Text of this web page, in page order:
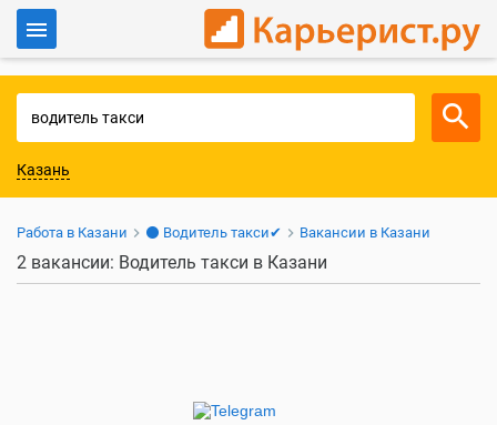
Для работодателей
Казань
Работа в Казани ⚫ Водитель такси✔ Вакансии в Казани
2 вакансии: Водитель такси в Казани